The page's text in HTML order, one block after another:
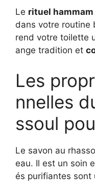
Le rituel hammam
dans votre routine
rend votre toilette
ange tradition et
Les
nnelles
ssoul
Le savon au
eau. Il est un soin
és purifiantes sont